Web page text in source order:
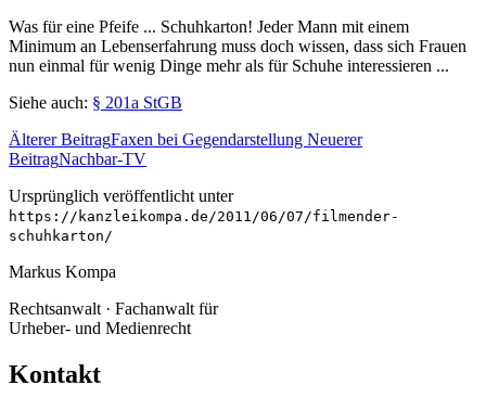
Was für eine Pfeife ... Schuhkarton! Jeder Mann mit einem
Minimum an Lebenserfahrung muss doch wissen, dass sich Frauen
nun einmal für wenig Dinge mehr als für Schuhe interessieren ...
Siehe auch: § 201a StGB
Älterer BeitragFaxen bei Gegendarstellung Neuerer
BeitragNachbar-TV
Ursprünglich veröffentlicht unter
https://kanzleikompa.de/2011/06/07/filmender-
schuhkarton/
Markus Kompa
Rechtsanwalt · Fachanwalt für
Urheber- und Medienrecht
Kontakt